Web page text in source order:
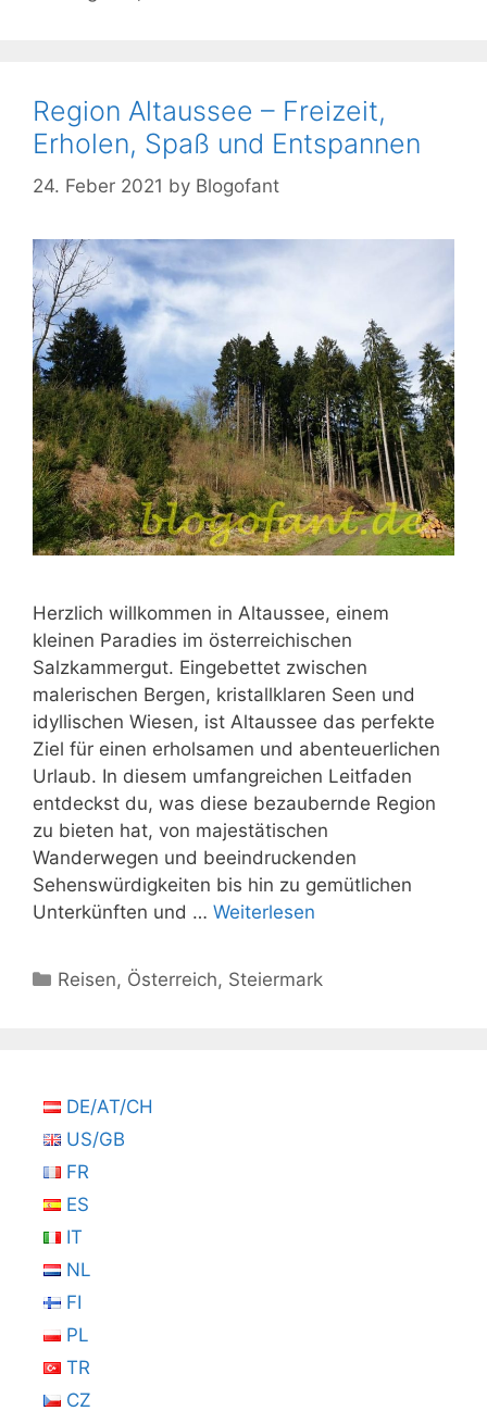
Region Altaussee – Freizeit,
Erholen, Spaß und Entspannen
24. Feber 2021 by Blogofant
Herzlich willkommen in Altaussee, einem
kleinen Paradies im österreichischen
Salzkammergut. Eingebettet zwischen
malerischen Bergen, kristallklaren Seen und
idyllischen Wiesen, ist Altaussee das perfekte
Ziel für einen erholsamen und abenteuerlichen
Urlaub. In diesem umfangreichen Leitfaden
entdeckst du, was diese bezaubernde Region
zu bieten hat, von majestätischen
Wanderwegen und beeindruckenden
Sehenswürdigkeiten bis hin zu gemütlichen
Unterkünften und … Weiterlesen
Kategorien
Reisen, Österreich, Steiermark
DE/AT/CH
US/GB
FR
ES
IT
NL
FI
PL
TR
CZ